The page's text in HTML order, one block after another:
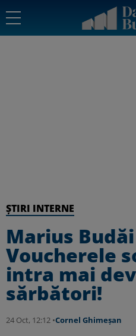
ȘTIRI INTERNE
Marius
Voucherele
intra mai
sărbători!
24 Oct, 12:12 •Cornel Ghimeșan